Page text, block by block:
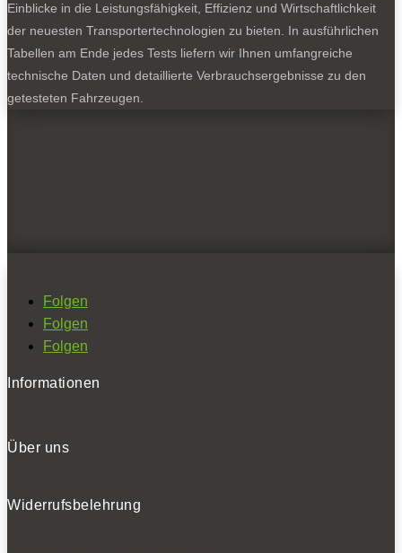
Einblicke in die Leistungsfähigkeit, Effizienz und Wirtschaftlichkeit
der neuesten Transportertechnologien zu bieten. In ausführlichen
Tabellen am Ende jedes Tests liefern wir Ihnen umfangreiche
technische Daten und detaillierte Verbrauchsergebnisse zu den
getesteten Fahrzeugen.
Folgen
Folgen
Folgen
Informationen
Über uns
Widerrufsbelehrung